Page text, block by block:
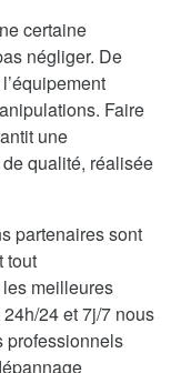
certaine
négliger. De
Faire
une
qualité, réalisée
partenaires sont
tout
meilleures
24 et 7j/7 nous
professionnels